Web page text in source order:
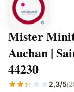
Mister
Auchan |
44230
2,3/5